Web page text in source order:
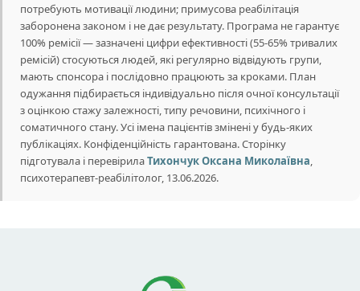
потребують мотивації людини; примусова реабілітація
заборонена законом і не дає результату. Програма не гарантує
100% ремісії — зазначені цифри ефективності (55-65% тривалих
ремісій) стосуються людей, які регулярно відвідують групи,
мають спонсора і послідовно працюють за кроками. План
одужання підбирається індивідуально після очної консультації
з оцінкою стажу залежності, типу речовини, психічного і
соматичного стану. Усі імена пацієнтів змінені у будь-яких
публікаціях. Конфіденційність гарантована. Сторінку
підготувала і перевірилаТихончук Оксана Миколаївна
психотерапевт-реабілітолог, 13.06.2026.